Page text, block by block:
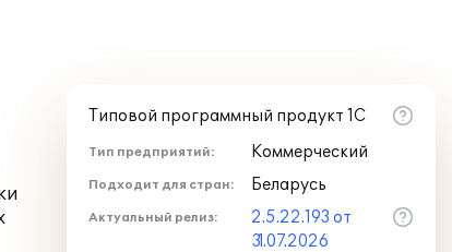
Типовой программный продукт 1С
Тип предприятий: Коммерческий
Подходит для стран: Беларусь
Актуальный релиз:
2.5.22.193 от
31.07.2026